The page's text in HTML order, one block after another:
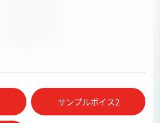
サンプルボイス2